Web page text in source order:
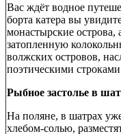
Вас ждёт водное
борта катера вы
монастырские острова,
затопленную
волжских островов,
поэтическими
Рыбное застолье в
На поляне, в шатрах
хлебом-солью,